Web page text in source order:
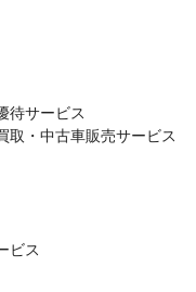
待サービス
取・中古車販売サービス
ビス